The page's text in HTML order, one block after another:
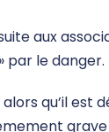
aux
le
qu’il